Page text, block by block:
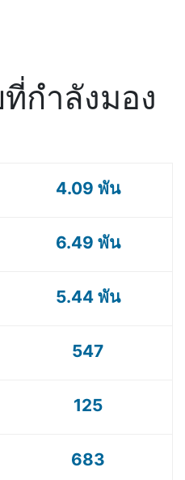
กำลังมอง
4.09 พัน
6.49 พัน
5.44 พัน
547
125
683